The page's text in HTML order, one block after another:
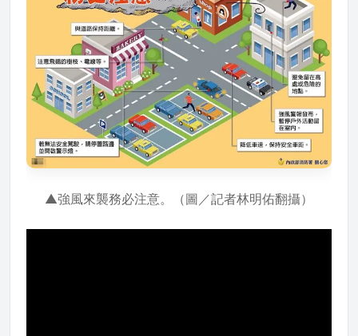
▲強風來襲務必注意。（圖／記者林明佑翻攝）